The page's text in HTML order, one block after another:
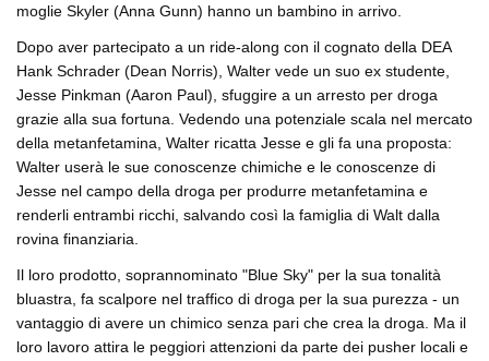
moglie Skyler (Anna Gunn) hanno un bambino in arrivo.
Dopo aver partecipato a un ride-along con il cognato della DEA
Hank Schrader (Dean Norris), Walter vede un suo ex studente,
Jesse Pinkman (Aaron Paul), sfuggire a un arresto per droga
grazie alla sua fortuna. Vedendo una potenziale scala nel mercato
della metanfetamina, Walter ricatta Jesse e gli fa una proposta:
Walter userà le sue conoscenze chimiche e le conoscenze di
Jesse nel campo della droga per produrre metanfetamina e
renderli entrambi ricchi, salvando così la famiglia di Walt dalla
rovina finanziaria.
Il loro prodotto, soprannominato "Blue Sky" per la sua tonalità
bluastra, fa scalpore nel traffico di droga per la sua purezza - un
vantaggio di avere un chimico senza pari che crea la droga. Ma il
loro lavoro attira le peggiori attenzioni da parte dei pusher locali e